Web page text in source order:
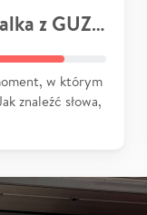
Szymaniak Adrian walka z GUZEM
w którym
znaleźć słowa,